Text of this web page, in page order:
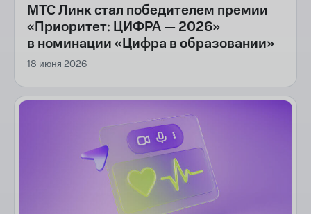
МТС Линк стал победителем премии
«Приоритет: ЦИФРА — 2026»
в номинации «Цифра в образовании»
18 июня 2026